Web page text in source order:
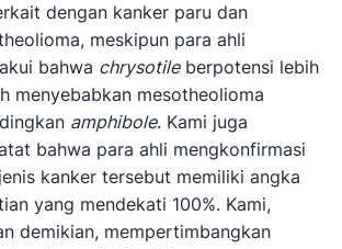
dengan kanker paru dan
meskipun para ahli
bahwa chrysotileberpotensi lebih
menyebabkan mesotheolioma
amphibole. Kami juga
bahwa para ahli mengkonfirmasi
kanker tersebut memiliki angka
yang mendekati 100%. Kami,
demikian, mempertimbangkan